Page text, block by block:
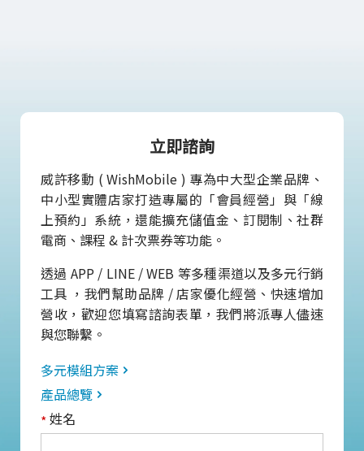
立即諮詢
威許移動 ( WishMobile ) 專為中大型企業品牌、
中小型實體店家打造專屬的「會員經營」與「線
上預約」系統，還能擴充儲值金、訂閱制、社群
電商、課程 & 計次票券等功能。
透過 APP / LINE / WEB 等多種渠道以及多元行銷
工具 ，我們幫助品牌 / 店家優化經營、快速增加
營收，歡迎您填寫諮詢表單，我們將派專人儘速
與您聯繫。
多元模組方案
產品總覽
*姓名